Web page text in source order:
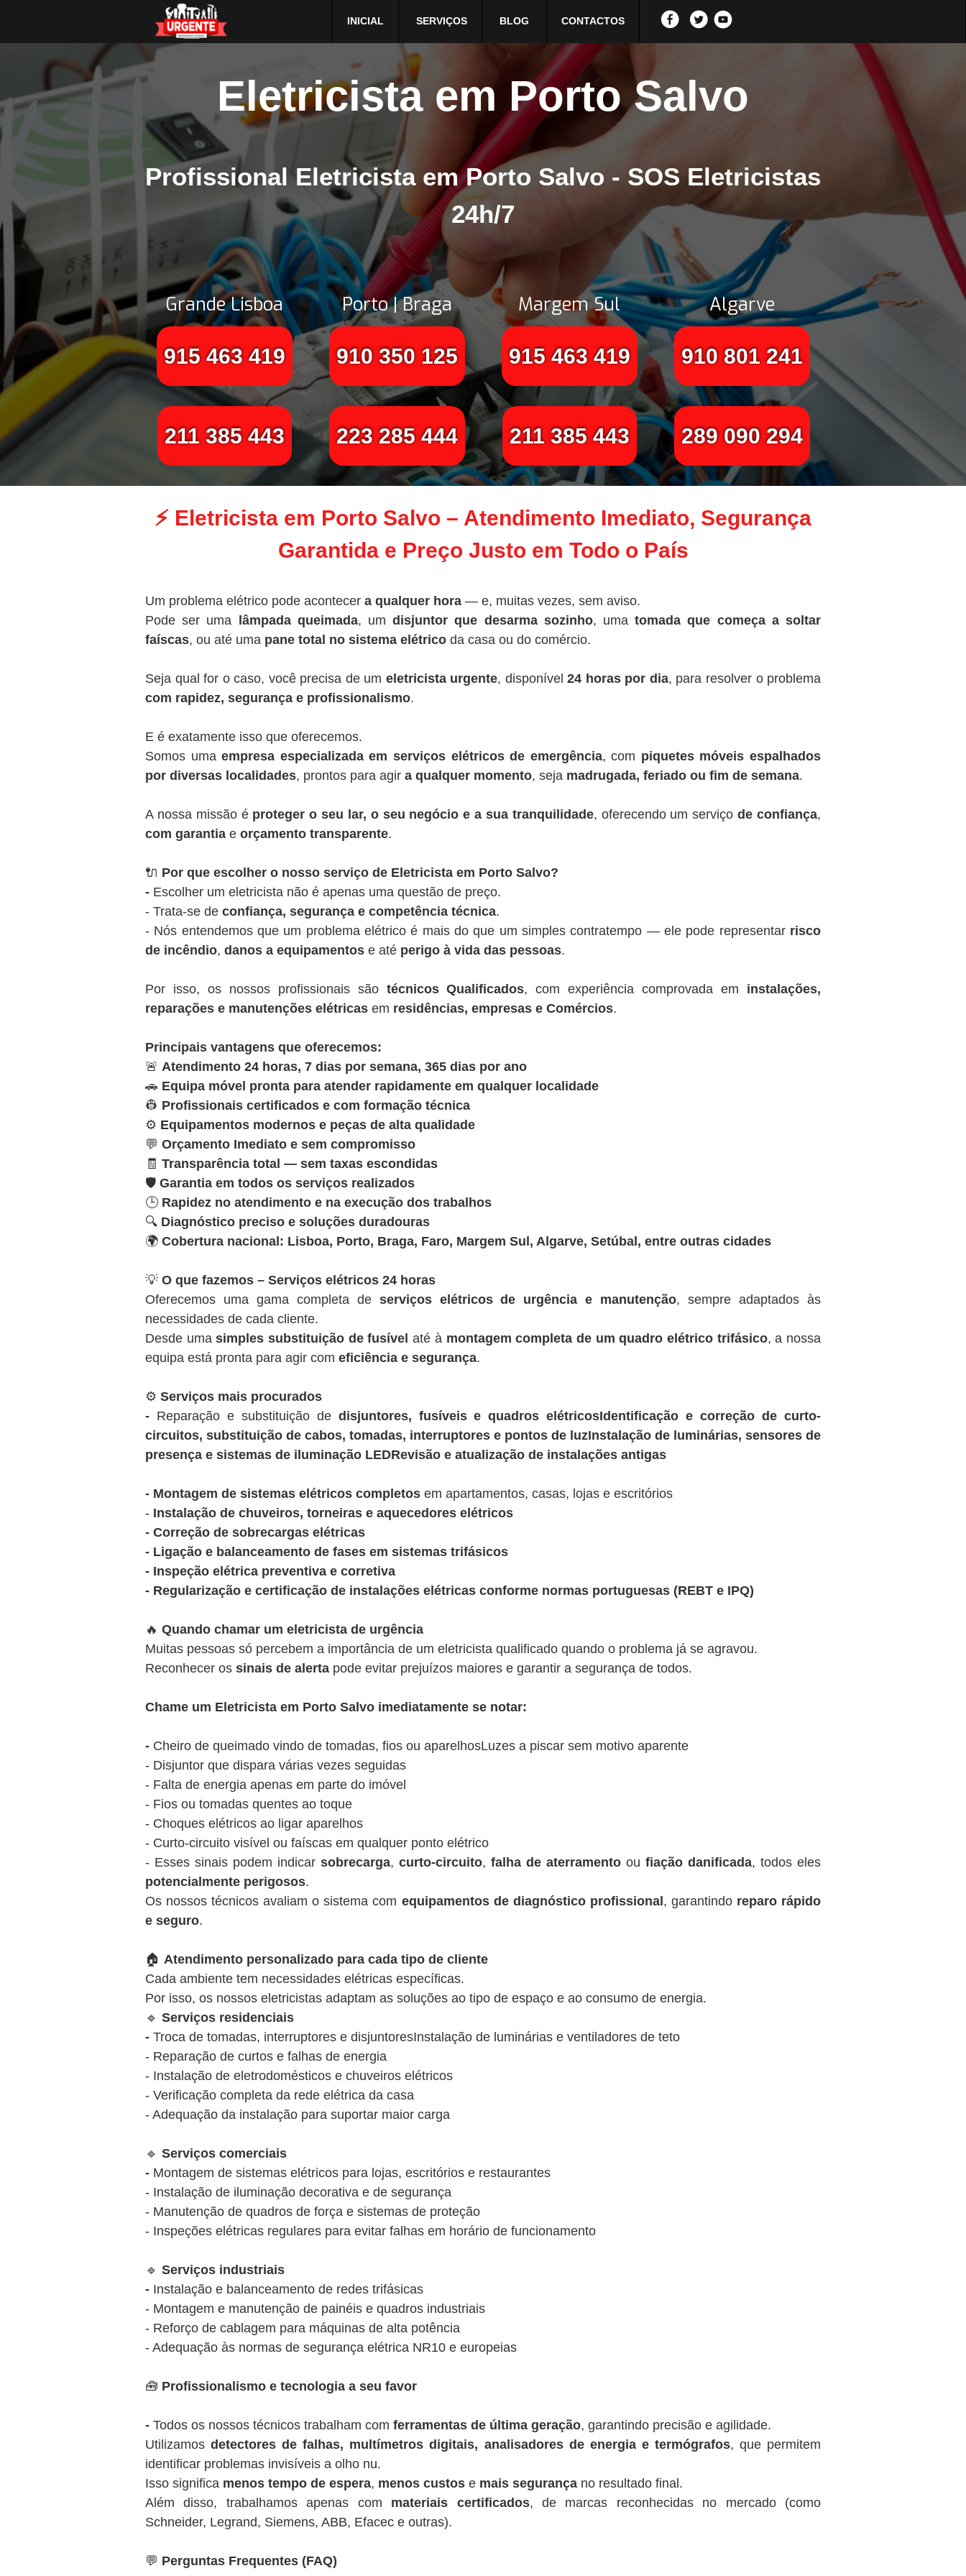
INICIAL SERVIÇOS BLOG CONTACTOS
Eletricista em Porto Salvo
Profissional Eletricista em Porto Salvo - SOS Eletricistas
24h/7
Grande Lisboa
915 463 419
211 385 443
Porto | Braga
910 350 125
223 285 444
Margem Sul
915 463 419
211 385 443
Algarve
910 801 241
289 090 294
⚡ Eletricista em Porto Salvo – Atendimento Imediato, Segurança
Garantida e Preço Justo em Todo o País
Um problema elétrico pode acontecer a qualquer hora — e, muitas vezes, sem aviso.
Pode ser uma
lâmpada queimada, umdisjuntor que desarma sozinho, umatomada que começa a soltar
faíscas, ou até uma pane total no sistema elétrico da casa ou do comércio.
Seja qual for o caso, você precisa de um eletricista urgente, disponível24 horas por dia, para resolver o problema
com rapidez, segurança e profissionalismo.
E é exatamente isso que oferecemos.
Somos umaempresa especializada em serviços elétricos de emergência, com piquetes móveis espalhados
por diversas localidades, prontos para agir a qualquer momento, seja madrugada, feriado ou fim de semana.
A nossa missão é proteger o seu lar, o seu negócio e a sua tranquilidade, oferecendo um serviçode confiança,
com garantia e orçamento transparente.
🔌 Por que escolher o nosso serviço de Eletricista em Porto Salvo?
- Escolher um eletricista não é apenas uma questão de preço.
- Trata-se de confiança, segurança e competência técnica.
- Nós entendemos que um problema elétrico é mais do que um simples contratempo — ele pode representar risco
de incêndio, danos a equipamentos e até perigo à vida das pessoas.
Por isso, os nossos profissionais são técnicos Qualificados, com experiência comprovada em instalações,
reparações e manutenções elétricas em residências, empresas e Comércios.
Principais vantagens que oferecemos:
🚨 Atendimento 24 horas, 7 dias por semana, 365 dias por ano
🚗 Equipa móvel pronta para atender rapidamente em qualquer localidade
👷 Profissionais certificados e com formação técnica
⚙️ Equipamentos modernos e peças de alta qualidade
💬 Orçamento Imediato e sem compromisso
🧾 Transparência total — sem taxas escondidas
🛡️ Garantia em todos os serviços realizados
🕒 Rapidez no atendimento e na execução dos trabalhos
🔍 Diagnóstico preciso e soluções duradouras
🌍 Cobertura nacional: Lisboa, Porto, Braga, Faro, Margem Sul, Algarve, Setúbal, entre outras cidades
💡 O que fazemos – Serviços elétricos 24 horas
Oferecemos uma gama completa de serviços elétricos de urgência e manutenção, sempre adaptados às
necessidades de cada cliente.
Desde umasimples substituição de fusível até à montagem completa de um quadro elétrico trifásico, a nossa
equipa está pronta para agir com eficiência e segurança.
⚙️ Serviços mais procurados
- Reparação e substituição de disjuntores, fusíveis e quadros elétricosIdentificação e correção de curto-
circuitos, substituição de cabos, tomadas, interruptores e pontos de luzInstalação de luminárias, sensores de
presença e sistemas de iluminação LEDRevisão e atualização de instalações antigas
- Montagem de sistemas elétricos completos em apartamentos, casas, lojas e escritórios
- Instalação de chuveiros, torneiras e aquecedores elétricos
- Correção de sobrecargas elétricas
- Ligação e balanceamento de fases em sistemas trifásicos
- Inspeção elétrica preventiva e corretiva
- Regularização e certificação de instalações elétricas conforme normas portuguesas (REBT e IPQ)
🔥 Quando chamar um eletricista de urgência
Muitas pessoas só percebem a importância de um eletricista qualificado quando o problema já se agravou.
Reconhecer os sinais de alerta pode evitar prejuízos maiores e garantir a segurança de todos.
Chame um Eletricista em Porto Salvo imediatamente se notar:
- Cheiro de queimado vindo de tomadas, fios ou aparelhosLuzes a piscar sem motivo aparente
- Disjuntor que dispara várias vezes seguidas
- Falta de energia apenas em parte do imóvel
- Fios ou tomadas quentes ao toque
- Choques elétricos ao ligar aparelhos
- Curto-circuito visível ou faíscas em qualquer ponto elétrico
- Esses sinais podem indicar sobrecarga, curto-circuito, falha de aterramento ou fiação danificada, todos eles
potencialmente perigosos.
Os nossos técnicos avaliam o sistema com equipamentos de diagnóstico profissional , garantindo reparo rápido
e seguro.
🏠 Atendimento personalizado para cada tipo de cliente
Cada ambiente tem necessidades elétricas específicas.
Por isso, os nossos eletricistas adaptam as soluções ao tipo de espaço e ao consumo de energia.
🔹 Serviços residenciais
- Troca de tomadas, interruptores e disjuntoresInstalação de luminárias e ventiladores de teto
- Reparação de curtos e falhas de energia
- Instalação de eletrodomésticos e chuveiros elétricos
- Verificação completa da rede elétrica da casa
- Adequação da instalação para suportar maior carga
🔹 Serviços comerciais
- Montagem de sistemas elétricos para lojas, escritórios e restaurantes
- Instalação de iluminação decorativa e de segurança
- Manutenção de quadros de força e sistemas de proteção
- Inspeções elétricas regulares para evitar falhas em horário de funcionamento
🔹 Serviços industriais
- Instalação e balanceamento de redes trifásicas
- Montagem e manutenção de painéis e quadros industriais
- Reforço de cablagem para máquinas de alta potência
- Adequação às normas de segurança elétrica NR10 e europeias
🧰 Profissionalismo e tecnologia a seu favor
- Todos os nossos técnicos trabalham com ferramentas de última geração, garantindo precisão e agilidade.
Utilizamosdetectores de falhas, multímetros digitais, analisadores de energia e termógrafos, que permitem
identificar problemas invisíveis a olho nu.
Isso significa menos tempo de espera, menos custos e mais segurança no resultado final.
Além disso, trabalhamos apenas com materiais certificados, de marcas reconhecidas no mercado (como
Schneider, Legrand, Siemens, ABB, Efacec e outras).
💬 Perguntas Frequentes (FAQ)